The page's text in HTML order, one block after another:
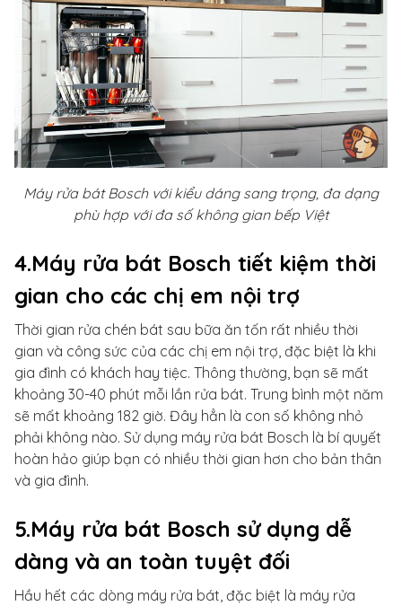
Máy rửa bát Bosch với kiểu dáng sang trọng, đa dạng
phù hợp với đa số không gian bếp Việt
4.Máy rửa bát Bosch tiết kiệm thời
gian cho các chị em nội trợ
Thời gian rửa chén bát sau bữa ăn tốn rất nhiều thời
gian và công sức của các chị em nội trợ, đặc biệt là khi
gia đình có khách hay tiệc. Thông thường, bạn sẽ mất
khoảng 30-40 phút mỗi lần rửa bát. Trung bình một năm
sẽ mất khoảng 182 giờ. Đây hẳn là con số không nhỏ
phải không nào. Sử dụng máy rửa bát Bosch là bí quyết
hoàn hảo giúp bạn có nhiều thời gian hơn cho bản thân
và gia đình.
5.Máy rửa bát Bosch sử dụng dễ
dàng và an toàn tuyệt đối
Hầu hết các dòng máy rửa bát, đặc biệt là máy rửa